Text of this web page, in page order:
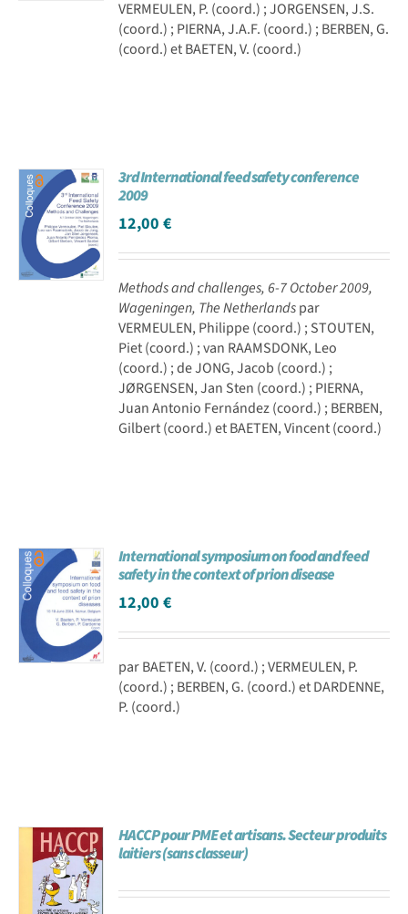
VERMEULEN, P. (coord.) ; JORGENSEN, J.S.
(coord.) ; PIERNA, J.A.F. (coord.) ; BERBEN, G.
(coord.) et BAETEN, V. (coord.)
3rd International feed safety conference
2009
12,00€
Methods and challenges, 6-7 October 2009,
Wageningen, The Netherlandspar
VERMEULEN, Philippe (coord.) ; STOUTEN,
Piet (coord.) ; van RAAMSDONK, Leo
(coord.) ; de JONG, Jacob (coord.) ;
JØRGENSEN, Jan Sten (coord.) ; PIERNA,
Juan Antonio Fernández (coord.) ; BERBEN,
Gilbert (coord.) et BAETEN, Vincent (coord.)
International symposium on food and feed
safety in the context of prion disease
12,00€
par BAETEN, V. (coord.) ; VERMEULEN, P.
(coord.) ; BERBEN, G. (coord.) et DARDENNE,
P. (coord.)
HACCP pour PME et artisans. Secteur produits
laitiers (sans classeur)